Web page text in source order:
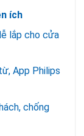
ích
lắp cho cửa
App Philips
chống